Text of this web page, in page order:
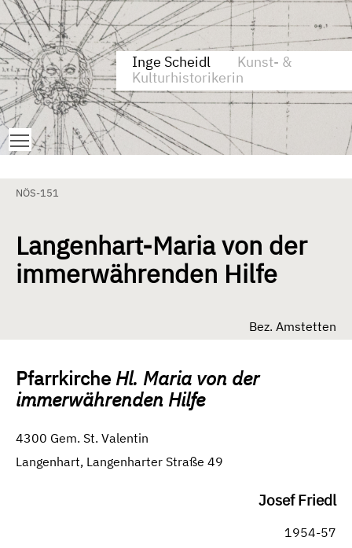
Zum Inhalt springen
Aktuelle Seite: Langenhart-Maria von der immerwährenden
Inge Scheidl
Kunst- &
Kulturhistorikerin
Toggle main menu visibility
NÖS-151
Langenhart-Maria von der
immerwährenden Hilfe
Bez. Amstetten
Pfarrkirche Hl. Maria von der
immerwährenden Hilfe
4300 Gem. St. Valentin
Langenhart, Langenharter Straße 49
Josef Friedl
1954-57